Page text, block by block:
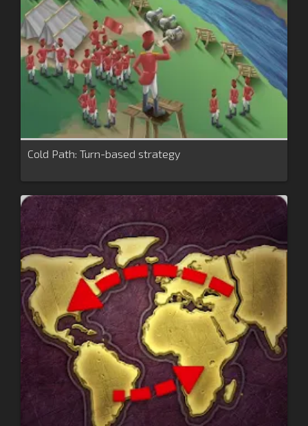
Cold Path: Turn-based strategy